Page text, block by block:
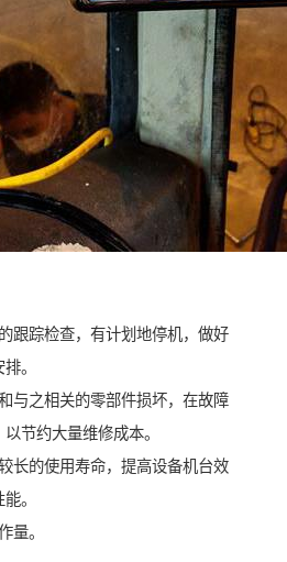
跟踪检查，有计划地停机，做好
。
与之相关的零部件损坏，在故障
节约大量维修成本。
长的使用寿命，提高设备机台效
。
量。